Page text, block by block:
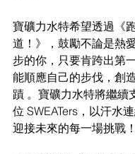
寶礦力水特希望透過《
道！》，鼓勵不論是熱
步的你，只要肯跨出第
能順應自己的步伐，創
蹟 。寶礦力水特將繼續
位 SWEATers，以汗水
迎接未來的每一場挑戰！